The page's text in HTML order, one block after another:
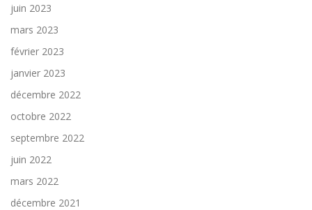
juin 2023
mars 2023
février 2023
janvier 2023
décembre 2022
octobre 2022
septembre 2022
juin 2022
mars 2022
décembre 2021